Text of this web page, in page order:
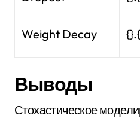
Weight Decay
Выводы
Стохастическое